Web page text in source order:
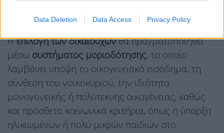
Data Deletion Data Access Privacy Policy
πλατφόρμαςhttps://klimatistika.cityofathens.gr/
Ηεπιλογή των δικαιούχωνθα πραγματοποιηθεί
μέσω συστήματος μοριοδότησης, το οποίο
λαμβάνει υπόψη το οικογενειακό εισόδημα, τη
σύνθεση του νοικοκυριού, την ιδιότητα
μονογονεϊκής ή πολύτεκνης οικογένειας, καθώς
και πρόσθετα κοινωνικά κριτήρια, όπως η ύπαρξη
ηλικιωμένων ή πολύ μικρών παιδιών στο